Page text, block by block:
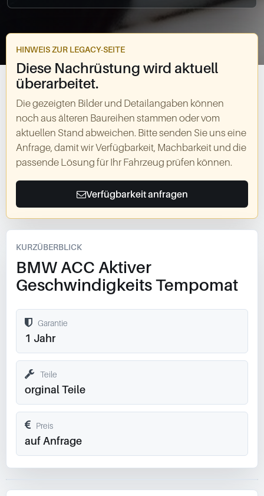
HINWEIS ZUR LEGACY-SEITE
Diese Nachrüstung wird aktuell
überarbeitet.
Die gezeigten Bilder und Detailangaben können
noch aus älteren Baureihen stammen oder vom
aktuellen Stand abweichen. Bitte senden Sie uns eine
Anfrage, damit wir Verfügbarkeit, Machbarkeit und die
passende Lösung für Ihr Fahrzeug prüfen können.
Verfügbarkeit anfragen
KURZÜBERBLICK
BMW ACC Aktiver
Geschwindigkeits Tempomat
Garantie
1 Jahr
Teile
orginal Teile
Preis
auf Anfrage